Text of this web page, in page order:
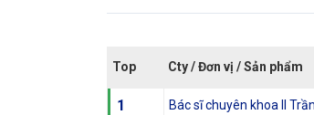
Top Cty / Đơn vị / Sản phẩm
1 Bác sĩ chuyên khoa II